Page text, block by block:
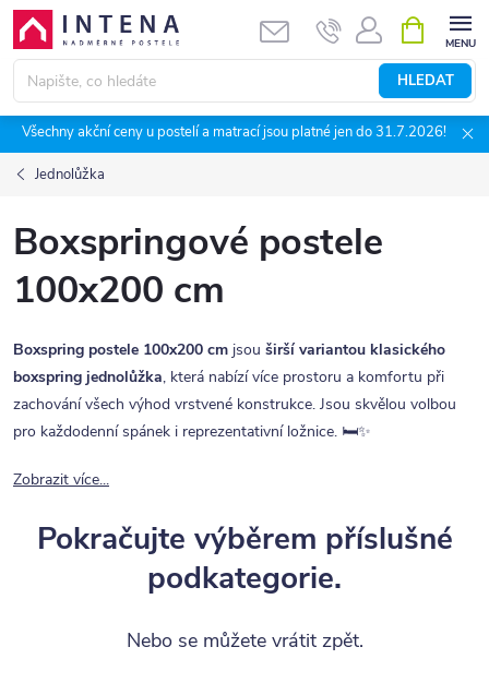
Přejít
obsah
HLEDAT
NÁKUPNÍ
KOŠÍK
Všechny akční ceny u postelí a matrací jsou platné jen do 31.7.2026!
Jednolůžka
Boxspringové postele
100x200 cm
Boxspring postele 100x200 cm jsou širší variantou klasického
boxspring jednolůžka, která nabízí více prostoru a komfortu při
zachování všech výhod vrstvené konstrukce. Jsou skvělou volbou
pro každodenní spánek i reprezentativní ložnice. 🛏️✨
Zobrazit více...
Pokračujte výběrem příslušné
podkategorie.
Nebo se můžete vrátit zpět.